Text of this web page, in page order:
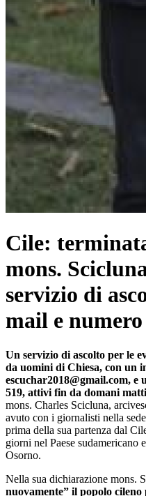
Cile:
mons.
servizio di
mail e
Un servizio di ascolto per le
da uomini di Chiesa, con un
escuchar2018@gmail.com, e
519, attivi fin da domani
mons. Charles Scicluna,
avuto con i giornalisti nella
prima della sua partenza dal
giorni nel Paese sudamericano
Osorno.
Nella sua dichiarazione mons.
nuovamente” il popolo cileno